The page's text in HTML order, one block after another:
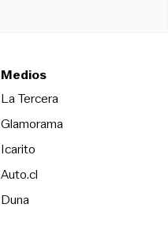
Medios
La TerceraOpens in new
Glamorama
Icarito
Auto.cl
DunaOpens in new window